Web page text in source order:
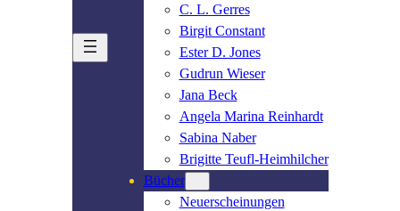
C. L. Gerres
Birgit Constant
Ester D. Jones
Gudrun Wieser
Jana Beck
Angela Marina Reinhardt
Sabina Naber
Brigitte Teufl-Heimhilcher
Bücher
Neuerscheinungen